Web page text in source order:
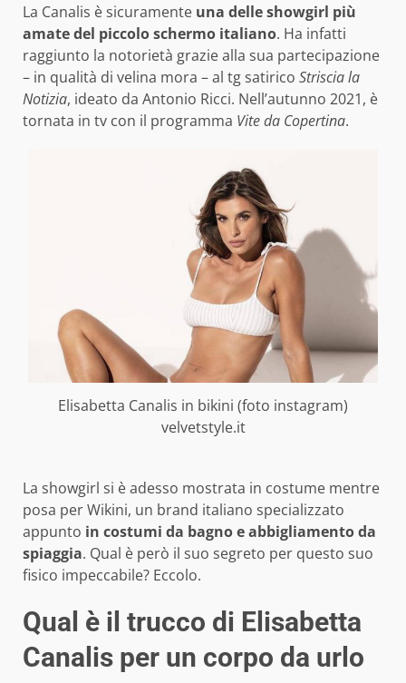
La Canalis è sicuramente una delle showgirl più
amate del piccolo schermo italiano. Ha infatti
raggiunto la notorietà grazie alla sua partecipazione
– in qualità di velina mora – al tg satirico Striscia la
Notizia, ideato da Antonio Ricci. Nell’autunno 2021, è
tornata in tv con il programma Vite da Copertina.
Elisabetta Canalis in bikini (foto instagram)
velvetstyle.it
La showgirl si è adesso mostrata in costume mentre
posa per Wikini, un brand italiano specializzato
appunto in costumi da bagno e abbigliamento da
spiaggia. Qual è però il suo segreto per questo suo
fisico impeccabile? Eccolo.
Qual è il trucco di Elisabetta
Canalis per un corpo da urlo